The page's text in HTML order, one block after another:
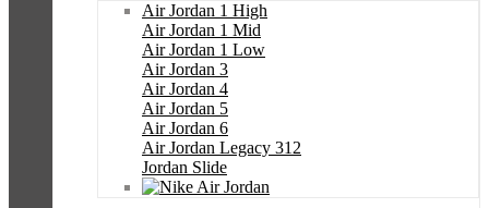
Air Jordan 1 High
Air Jordan 1 Mid
Air Jordan 1 Low
Air Jordan 3
Air Jordan 4
Air Jordan 5
Air Jordan 6
Air Jordan Legacy 312
Jordan Slide